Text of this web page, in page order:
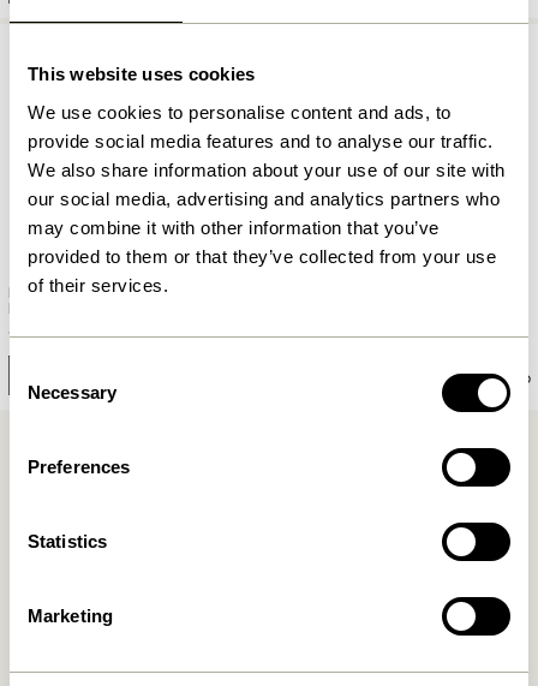
This website uses cookies
We use cookies to personalise content and ads, to
provide social media features and to analyse our traffic.
We also share information about your use of our site with
our social media, advertising and analytics partners who
may combine it with other information that you’ve
provided to them or that they’ve collected from your use
of their services.
Selection
Necessary
Preferences
Statistics
Marketing
Hübsch x Peléton – Moon by
Mie & Him
1.299,00kr. 1.299,00kr.